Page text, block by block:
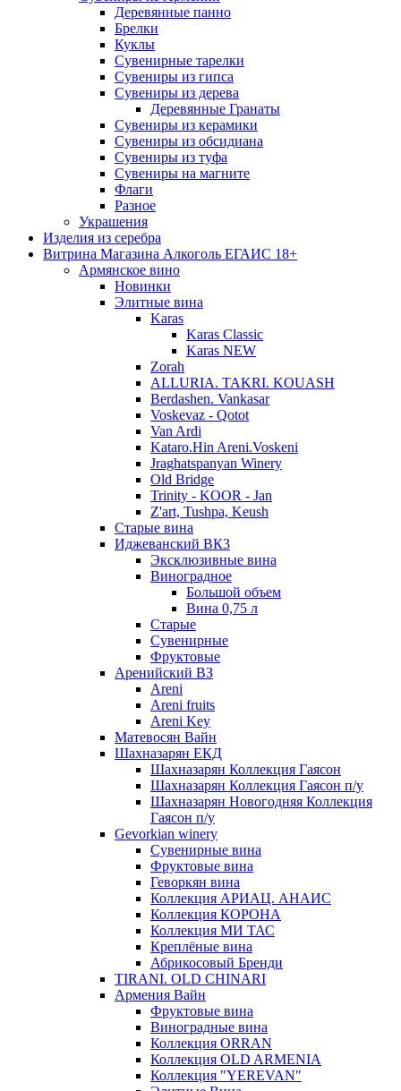
Деревянные панно
Брелки
Куклы
Сувенирные тарелки
Сувениры из гипса
Сувениры из дерева
Деревянные Гранаты
Сувениры из керамики
Сувениры из обсидиана
Сувениры из туфа
Сувениры на магните
Флаги
Разное
Украшения
Изделия из серебра
Витрина Магазина Алкоголь ЕГАИС 18+
Армянское вино
Новинки
Элитные вина
Karas
Karas Classic
Karas NEW
Zorah
ALLURIA. TAKRI. KOUASH
Berdashen. Vankasar
Voskevaz - Qotot
Van Ardi
Kataro.Hin Areni.Voskeni
Jraghatspanyan Winery
Old Bridge
Trinity - KOOR - Jan
Z'art, Tushpa, Keush
Старые вина
Иджеванский ВК3
Эксклюзивные вина
Виноградное
Большой объем
Вина 0,75 л
Старые
Сувенирные
Фруктовые
Аренийский ВЗ
Areni
Areni fruits
Areni Key
Матевосян Вайн
Шахназарян ЕКД
Шахназарян Коллекция Гаясон
Шахназарян Коллекция Гаясон п/у
Шахназарян Новогодняя Коллекция
Гаясон п/у
Gevorkian winery
Сувенирные вина
Фруктовые вина
Геворкян вина
Коллекция АРИАЦ. АНАИС
Коллекция КОРОНА
Коллекция МИ ТАС
Креплёные вина
Абрикосовый Бренди
TIRANI. OLD CHINARI
Армения Вайн
Фруктовые вина
Виноградные вина
Коллекция ORRAN
Коллекция OLD ARMENIA
Коллекция "YEREVAN"